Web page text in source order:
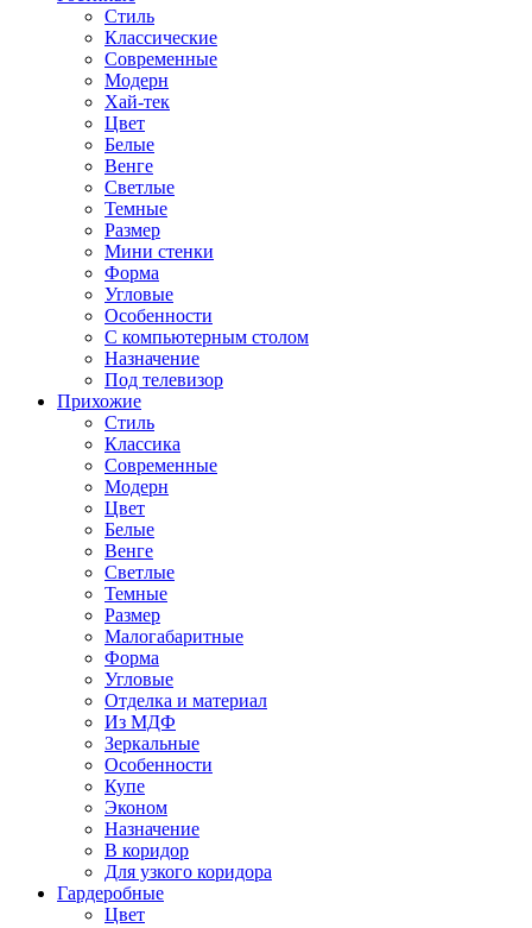
Стиль
Классические
Современные
Модерн
Хай-тек
Цвет
Белые
Венге
Светлые
Темные
Размер
Мини стенки
Форма
Угловые
Особенности
С компьютерным столом
Назначение
Под телевизор
Прихожие
Стиль
Классика
Современные
Модерн
Цвет
Белые
Венге
Светлые
Темные
Размер
Малогабаритные
Форма
Угловые
Отделка и материал
Из МДФ
Зеркальные
Особенности
Купе
Эконом
Назначение
В коридор
Для узкого коридора
Гардеробные
Цвет